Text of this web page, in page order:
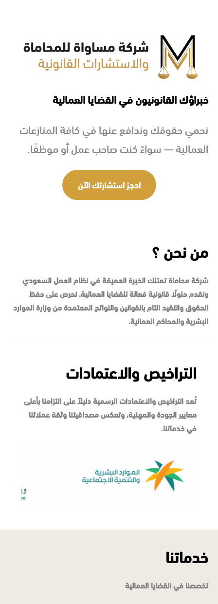
خبراؤك القانونيون في القضايا العمالية
نحمي حقوقك وندافع عنها في كافة المنازعات
العمالية — سواءً كنت صاحب عمل أو موظفًا.
احجز استشارتك الآن
من نحن ؟
شركة محاماة تمتلك الخبرة العميقة في نظام العمل السعودي
ونقدم حلولًا قانونية فعالة للقضايا العمالية. نحرص على حفظ
الحقوق والتقيد التام بالقوانين واللوائح المعتمدة من وزارة الموارد
البشرية والمحاكم العمالية.
التراخيص والاعتمادات
تُعد التراخيص والاعتمادات الرسمية دليلاً على التزامنا بأعلى
معايير الجودة والمهنية، وتعكس مصداقيتنا وثقة عملائنا
في خدماتنا.
خدماتنا
تخصصنا في القضايا العمالية